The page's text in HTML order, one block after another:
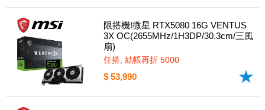
限搭機!微星 RTX5080 16G VENTUS
3X OC(2655MHz/1H3DP/30.3cm/三風
扇)
任搭, 結帳再折 5000
$ 53,990